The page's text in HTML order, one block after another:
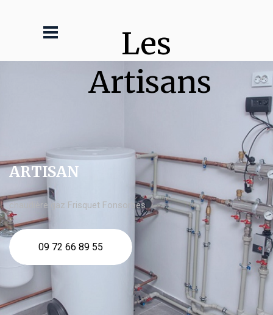
Les
Artisans
ARTISAN
chaudière gaz Frisquet Fonsorbes
09 72 66 89 55